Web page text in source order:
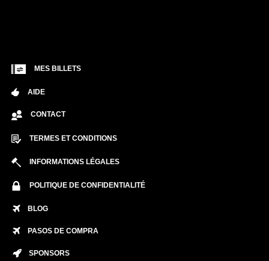
MES BILLETS
AIDE
CONTACT
TERMES ET CONDITIONS
INFORMATIONS LÉGALES
POLITIQUE DE CONFIDENTIALITÉ
BLOG
PASOS DE COMPRA
SPONSORS